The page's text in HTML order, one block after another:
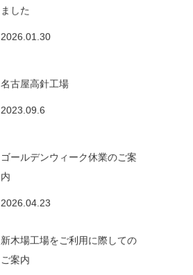
ました
2026.01.30
名古屋高針工場
2023.09.6
ゴールデンウィーク休業のご案
内
2026.04.23
新木場工場をご利用に際しての
ご案内